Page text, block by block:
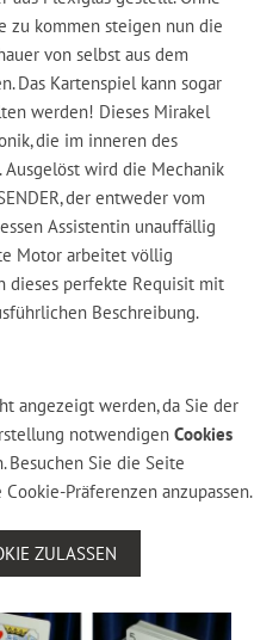
zu kommen steigen nun die
von selbst aus dem
Das Kartenspiel kann sogar
werden! Dieses Mirakel
die im inneren des
wird die Mechanik
der entweder vom
Assistentin unauffällig
Motor arbeitet völlig
dieses perfekte Requisit mit
Beschreibung.
angezeigt werden, da Sie der
notwendigen Cookies
Besuchen Sie die Seite
Cookie-Präferenzen anzupassen.
ZULASSEN